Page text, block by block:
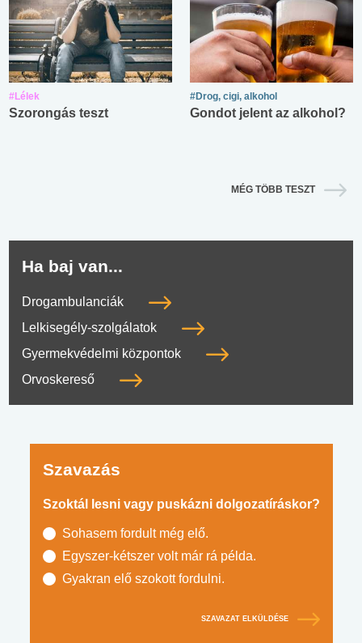
#Lélek
Szorongás teszt
#Drog, cigi, alkohol
Gondot jelent az alkohol?
MÉG TÖBB TESZT
Ha baj van...
Drogambulanciák
Lelkisegély-szolgálatok
Gyermekvédelmi központok
Orvoskereső
Szavazás
Szoktál lesni vagy puskázni dolgozatíráskor?
Sohasem fordult még elő.
Egyszer-kétszer volt már rá példa.
Gyakran elő szokott fordulni.
SZAVAZAT ELKÜLDÉSE